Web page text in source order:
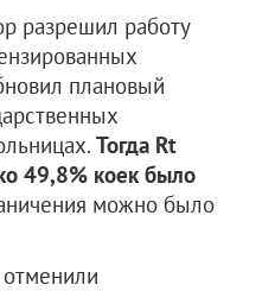
разрешил работу
плановый
Тогда Rt
49,8% коек было
можно было